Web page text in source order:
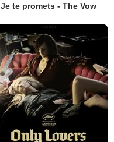
Je te promets - The Vow